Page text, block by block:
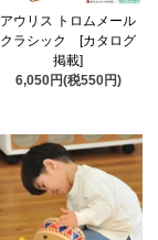
アウリス トロムメール
クラシック [カタログ
掲載]
6,050円(税550円)